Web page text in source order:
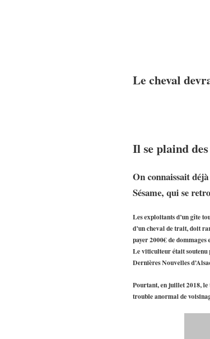
Le cheval
Il se plaind
On connaissait
Sésame, qui se
Les exploitants d’un gîte
d’un cheval de trait, doit
payer 2000€ de
Le viticulteur était soutenu
Dernières Nouvelles
Pourtant, en juillet 2018, le
trouble anormal de